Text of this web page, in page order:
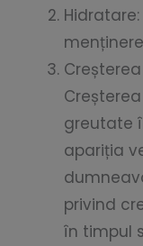
greutate
apariția
privind
în timpul